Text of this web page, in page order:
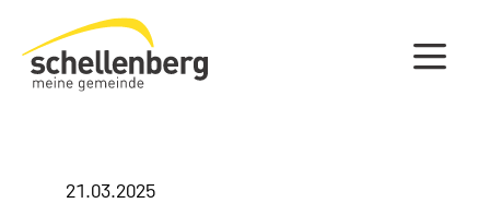
Gemeinde Schellenberg Startseite
21.03.2025